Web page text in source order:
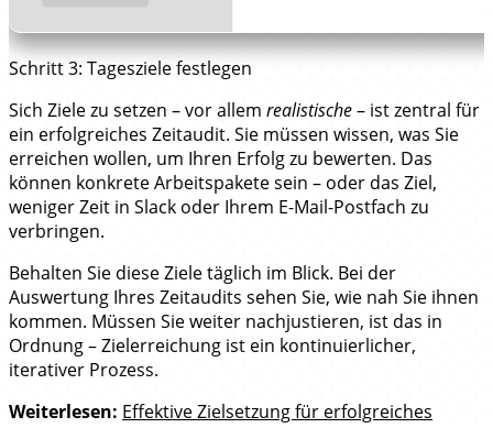
Schritt 3: Tagesziele festlegen
Sich Ziele zu setzen – vor allem realistische– ist zentral für
ein erfolgreiches Zeitaudit. Sie müssen wissen, was Sie
erreichen wollen, um Ihren Erfolg zu bewerten. Das
können konkrete Arbeitspakete sein – oder das Ziel,
weniger Zeit in Slack oder Ihrem E-Mail-Postfach zu
verbringen.
Behalten Sie diese Ziele täglich im Blick. Bei der
Auswertung Ihres Zeitaudits sehen Sie, wie nah Sie ihnen
kommen. Müssen Sie weiter nachjustieren, ist das in
Ordnung – Zielerreichung ist ein kontinuierlicher,
iterativer Prozess.
Weiterlesen: Effektive Zielsetzung für erfolgreiches